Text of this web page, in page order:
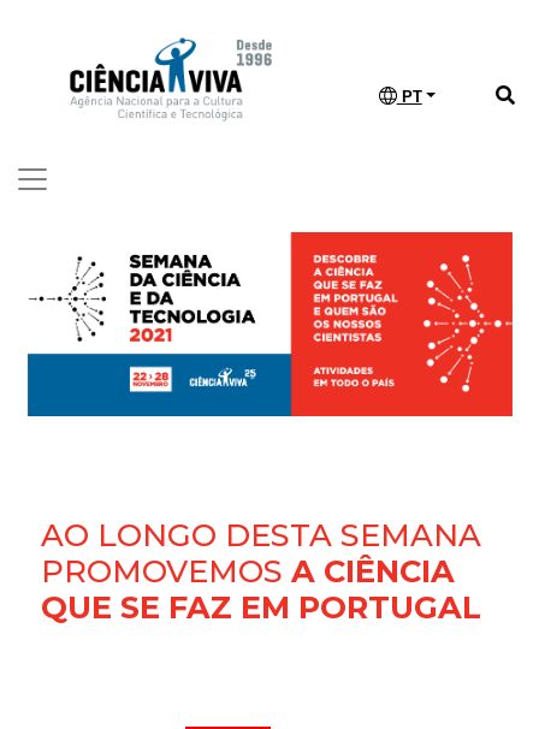
PT
AO LONGO DESTA SEMANA
PROMOVEMOS A CIÊNCIA
QUE SE FAZ EM PORTUGAL